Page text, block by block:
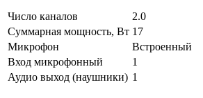
Число каналов
2.0
Суммарная мощность, Вт 17
Микрофон
Встроенный
Вход микрофонный
1
Аудио выход (наушники) 1